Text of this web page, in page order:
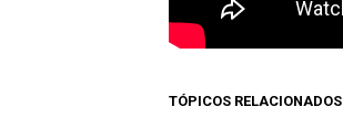
TÓPICOS RELACIONADOS